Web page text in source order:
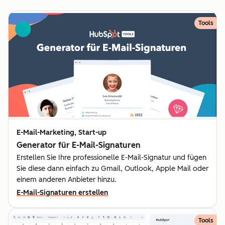
Tools
E-Mail-Marketing, Start-up
Generator für E-Mail-Signaturen
Erstellen Sie Ihre professionelle E-Mail-Signatur und fügen
Sie diese dann einfach zu Gmail, Outlook, Apple Mail oder
einem anderen Anbieter hinzu.
E-Mail-Signaturen erstellen
Tools